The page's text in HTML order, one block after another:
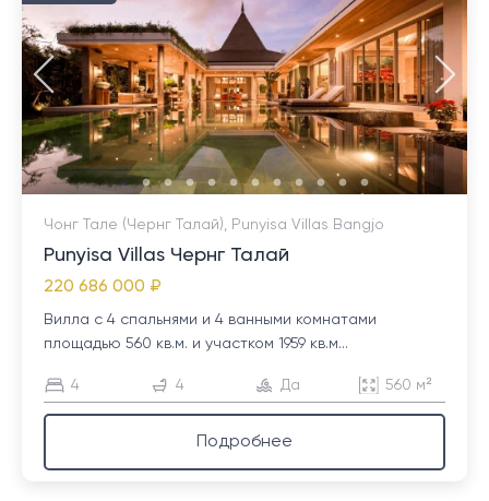
Чонг Тале (Чернг Талай), Punyisa Villas Bangjo
Punyisa Villas Чернг Талай
220 686 000 ₽
Вилла с 4 спальнями и 4 ванными комнатами
площадью 560 кв.м. и участком 1959 кв.м...
4 4 Да 560 м²
Подробнее